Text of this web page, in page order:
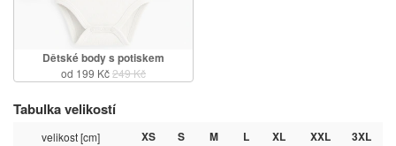
Dětské body s potiskem
od 199 Kč249 Kč
Tabulka velikostí
velikost [cm] XS S M L XL XXL
3XL